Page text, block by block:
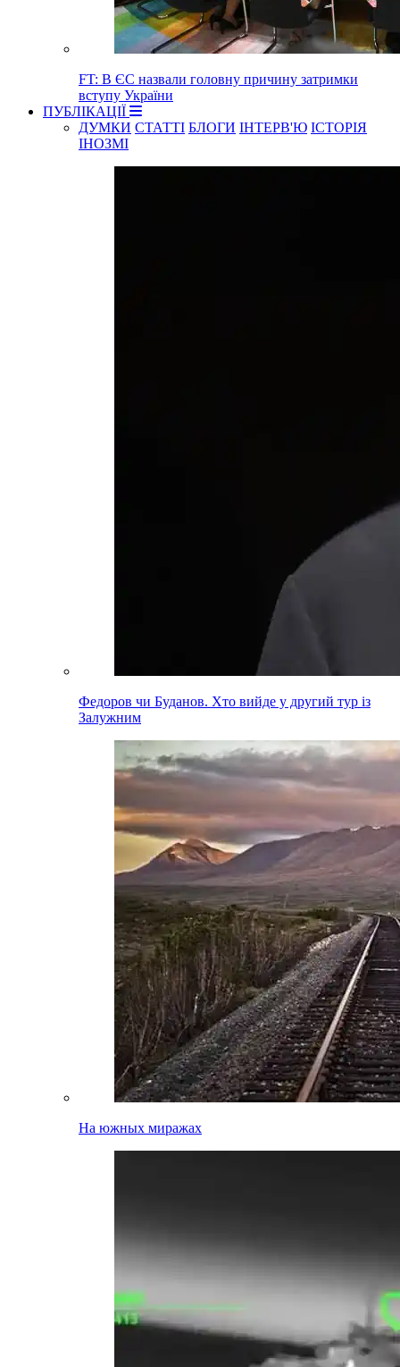
FT: В ЄС назвали головну причину затримки
вступу України
ПУБЛІКАЦІЇ
ДУМКИ СТАТТІ БЛОГИ ІНТЕРВ'Ю ІСТОРІЯ
ІНОЗМІ
Федоров чи Буданов. Хто вийде у другий тур із
Залужним
На южных миражах